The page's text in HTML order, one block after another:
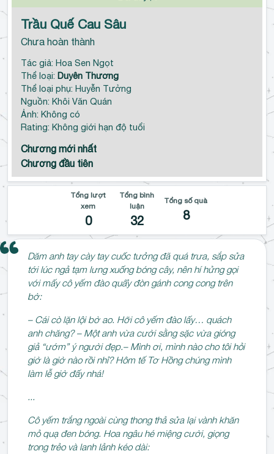
Trầu Quế Cau Sâu
Chưa hoàn thành
Tác giả: Hoa Sen Ngọt
Thể loại: Duyên Thương
Thể loại phụ: Huyễn Tưởng
Nguồn: Khôi Văn Quán
Ảnh: Không có
Rating: Không giới hạn độ tuổi
Chương mới nhất
Chương đầu tiên
Tổng lượt
xem
0
Tổng bình
luận
32
Tổng số quà
8
Dăm anh tay cày tay cuốc tưởng đã quá trưa, sắp sửa
tới lúc ngả tạm lưng xuống bóng cây, nên hí hửng gọi
với mấy cô yếm đào quẩy đòn gánh cong cong trên
bờ:
– Cái cò lặn lội bờ ao. Hỡi cô yếm đào lấy… quách
anh chăng? – Một anh vừa cười sằng sặc vừa gióng
giả “ướm” ý người đẹp.– Mình ơi, mình nào cho tôi hỏi
giờ là giờ nào rồi nhỉ? Hôm tế Tơ Hồng chúng mình
làm lễ giờ đấy nhá!
...
Cô yếm trắng ngoài cùng thong thả sửa lại vành khăn
mỏ quạ đen bóng. Hoa ngâu hé miệng cười, giọng
trong trẻo và lanh lảnh kéo dài: